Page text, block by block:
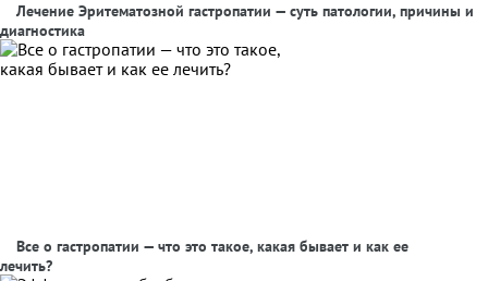
Лечение Эритематозной гастропатии — суть патологии, причины и
диагностика
Все о гастропатии — что это такое, какая бывает и как ее
лечить?